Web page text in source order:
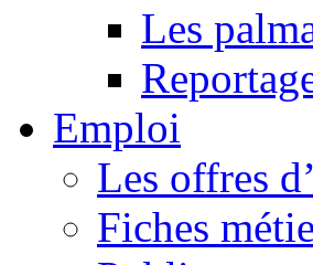
Les
Emploi
Les offres
Fiches